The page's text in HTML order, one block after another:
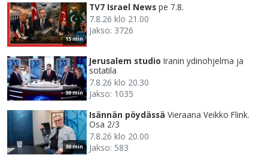
15 min
TV7 Israel News pe 7.8.
7.8.26 klo 21.00
Jakso: 3726
30 min
Jerusalem studio Iranin ydinohjelma ja
sotatila
7.8.26 klo 20.30
Jakso: 1035
30 min
Isännän pöydässä Vieraana Veikko Flink.
Osa 2/3
7.8.26 klo 20.00
Jakso: 583